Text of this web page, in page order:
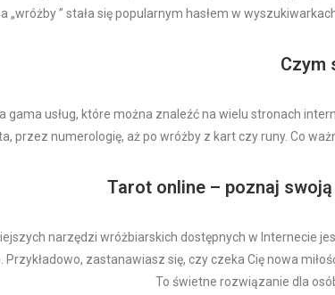
„wróżby ” stała się popularnym hasłem w
Czym
gama usług, które można znaleźć na wielu stronach
przez numerologię, aż po wróżby z kart czy runy. Co
Tarot online – poznaj
narzędzi wróżbiarskich dostępnych w Internecie
Przykładowo, zastanawiasz się, czy czeka Cię nowa
To świetne rozwiązanie dla